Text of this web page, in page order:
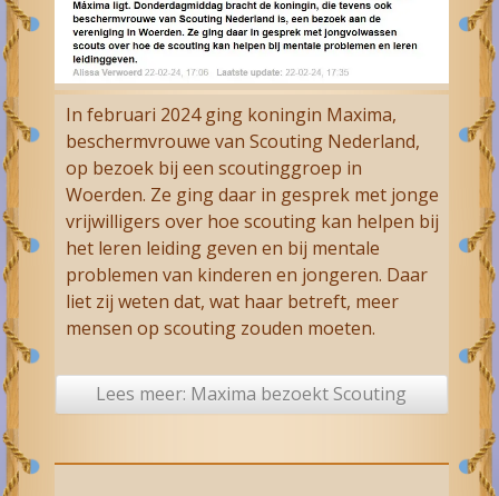
In februari 2024 ging koningin Maxima,
beschermvrouwe van Scouting Nederland,
op bezoek bij een scoutinggroep in
Woerden. Ze ging daar in gesprek met jonge
vrijwilligers over hoe scouting kan helpen bij
het leren leiding geven en bij mentale
problemen van kinderen en jongeren. Daar
liet zij weten dat, wat haar betreft, meer
mensen op scouting zouden moeten.
Lees meer: Maxima bezoekt Scouting